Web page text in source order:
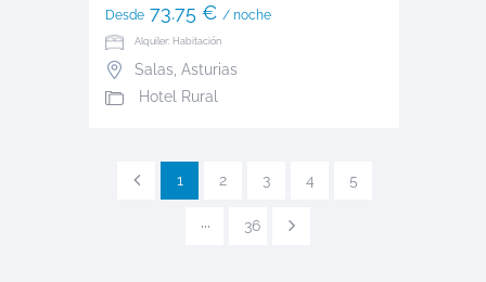
Desde73.75 € / noche
Alquiler: Habitación
Salas, Asturias
Hotel Rural
1 2 3 4 5
··· 36